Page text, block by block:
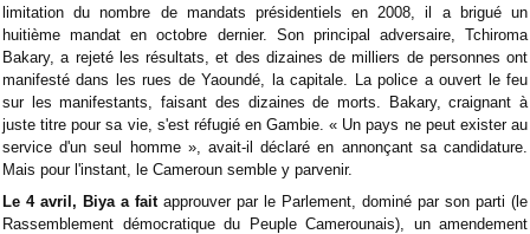
limitation du nombre de mandats présidentiels en 2008, il a brigué un
huitième mandat en octobre dernier. Son principal adversaire, Tchiroma
Bakary, a rejeté les résultats, et des dizaines de milliers de personnes ont
manifesté dans les rues de Yaoundé, la capitale. La police a ouvert le feu
sur les manifestants, faisant des dizaines de morts. Bakary, craignant à
juste titre pour sa vie, s'est réfugié en Gambie. « Un pays ne peut exister au
service d'un seul homme », avait-il déclaré en annonçant sa candidature.
Mais pour l'instant, le Cameroun semble y parvenir.
Le 4 avril, Biya a fait approuver par le Parlement, dominé par son parti (le
Rassemblement démocratique du Peuple Camerounais), un amendement